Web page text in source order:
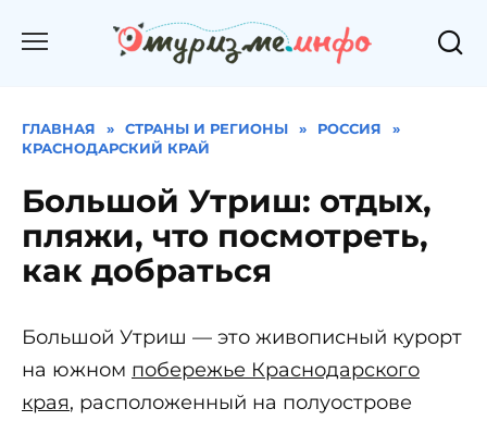
ГЛАВНАЯ » СТРАНЫ И РЕГИОНЫ » РОССИЯ
»
КРАСНОДАРСКИЙ КРАЙ
Большой Утриш: отдых,
пляжи, что посмотреть,
как добраться
Большой Утриш — это живописный курорт
на южном побережье Краснодарского
края, расположенный на полуострове